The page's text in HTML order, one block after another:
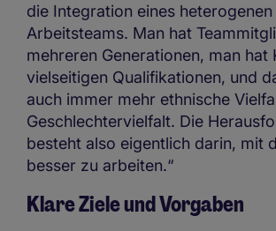
die Integration eines heterogenen
Arbeitsteams. Man hat
mehreren Generationen, man hat
vielseitigen Qualifikationen, und
auch immer mehr ethnische
Geschlechtervielfalt. Die
besteht also eigentlich darin, mit
besser zu arbeiten.“
Klare Ziele und Vorgaben